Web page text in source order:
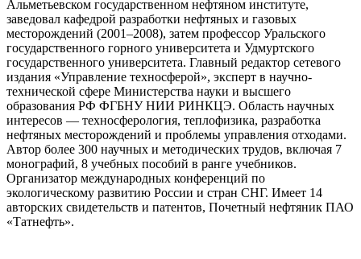
Альметьевском государственном нефтяном институте,
заведовал кафедрой разработки нефтяных и газовых
месторождений (2001–2008), затем профессор Уральского
государственного горного университета и Удмуртского
государственного университета. Главный редактор сетевого
издания «Управление техносферой», эксперт в научно-
технической сфере Министерства науки и высшего
образования РФ ФГБНУ НИИ РИНКЦЭ. Область научных
интересов — техносферология, теплофизика, разработка
нефтяных месторождений и проблемы управления отходами.
Автор более 300 научных и методических трудов, включая 7
монографий, 8 учебных пособий в ранге учебников.
Организатор международных конференций по
экологическому развитию России и стран СНГ. Имеет 14
авторских свидетельств и патентов, Почетный нефтяник ПАО
«Татнефть».